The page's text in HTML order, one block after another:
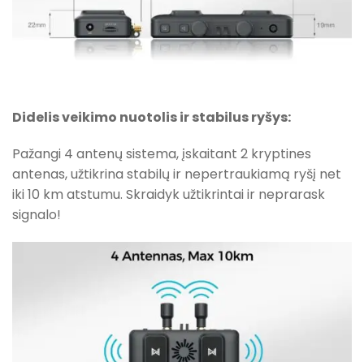
Didelis veikimo nuotolis ir stabilus ryšys:
Pažangi 4 antenų sistema, įskaitant 2 kryptines
antenas, užtikrina stabilų ir nepertraukiamą ryšį net
iki 10 km atstumu. Skraidyk užtikrintai ir neprarask
signalo!